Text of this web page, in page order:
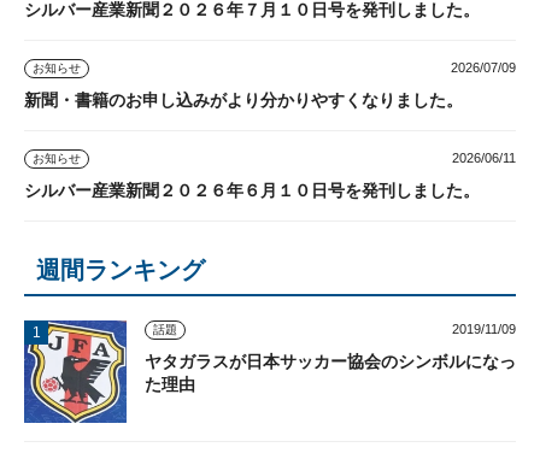
シルバー産業新聞２０２６年７月１０日号を発刊しました。
お知らせ 2026/07/09
新聞・書籍のお申し込みがより分かりやすくなりました。
お知らせ 2026/06/11
シルバー産業新聞２０２６年６月１０日号を発刊しました。
週間ランキング
話題 2019/11/09
ヤタガラスが日本サッカー協会のシンボルになっ
た理由